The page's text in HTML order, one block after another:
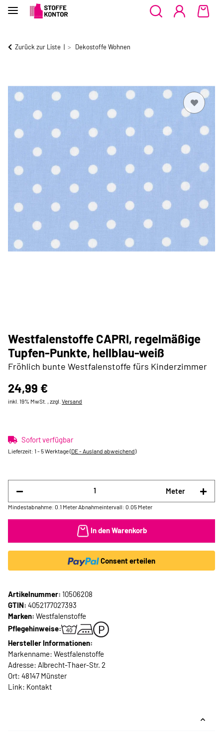
Zurück zur Liste Dekostoffe Wohnen
Westfalenstoffe CAPRI, regelmäßige
Tupfen-Punkte, hellblau-weiß
Fröhlich bunte Westfalenstoffe fürs Kinderzimmer
24,99 €
inkl. 19% MwSt. , zzgl. Versand
Sofort verfügbar
Lieferzeit: 1 - 5 Werktage(DE - Ausland abweichend)
Meter
Mindestabnahme: 0.1 Meter Abnahmeintervall: 0.05 Meter
In den Warenkorb
Consent erteilen
Artikelnummer: 10506208
GTIN: 4052177027393
Marken: Westfalenstoffe
Pflegehinweise:
Hersteller Informationen:
Markenname: Westfalenstoffe
Adresse: Albrecht-Thaer-Str. 2
Ort: 48147 Münster
Link: Kontakt